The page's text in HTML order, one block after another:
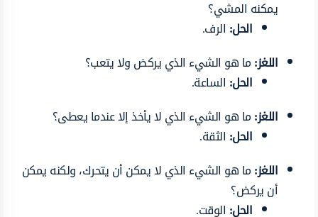
يمكنه المشي؟
الحل: الرف.
اللغز:ما هو الشيء الذي يركض ولا يتعب؟
الحل: الساعة.
اللغز:ما هو الشيء الذي لا يأخذ إلا عندما يعطى؟
الحل: الثقة.
اللغز:ما هو الشيء الذي لا يمكن أن يتحرك، ولكنه يمكن
أن يركض؟
الحل: الوقت.